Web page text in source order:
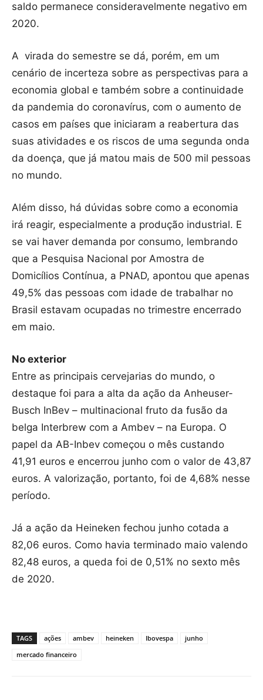
saldo permanece consideravelmente negativo em
2020.
A virada do semestre se dá, porém, em um
cenário de incerteza sobre as perspectivas para a
economia global e também sobre a continuidade
da pandemia do coronavírus, com o aumento de
casos em países que iniciaram a reabertura das
suas atividades e os riscos de uma segunda onda
da doença, que já matou mais de 500 mil pessoas
no mundo.
Além disso, há dúvidas sobre como a economia
irá reagir, especialmente a produção industrial. E
se vai haver demanda por consumo, lembrando
que a Pesquisa Nacional por Amostra de
Domicílios Contínua, a PNAD, apontou que apenas
49,5% das pessoas com idade de trabalhar no
Brasil estavam ocupadas no trimestre encerrado
em maio.
No exterior
Entre as principais cervejarias do mundo, o
destaque foi para a alta da ação da Anheuser-
Busch InBev – multinacional fruto da fusão da
belga Interbrew com a Ambev – na Europa. O
papel da AB-Inbev começou o mês custando
41,91 euros e encerrou junho com o valor de 43,87
euros. A valorização, portanto, foi de 4,68% nesse
período.
Já a ação da Heineken fechou junho cotada a
82,06 euros. Como havia terminado maio valendo
82,48 euros, a queda foi de 0,51% no sexto mês
de 2020.
TAGS ações ambev heineken Ibovespa
junho
mercado financeiro